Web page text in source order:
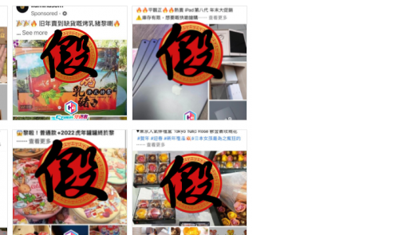
将
至
网
购
骗
案
频
发
香
港
警
抹黑候選人涉選舉舞弊 文: 朱家健
2023-11-30
香港公院探访明起无须预约一
图睇清最新安排
2023-01-31
2023-12-18
向均羚：打破美西方政治破壞 積
1210區議會選舉
2023-12-02
選舉日踴躍投票
2023-11-30